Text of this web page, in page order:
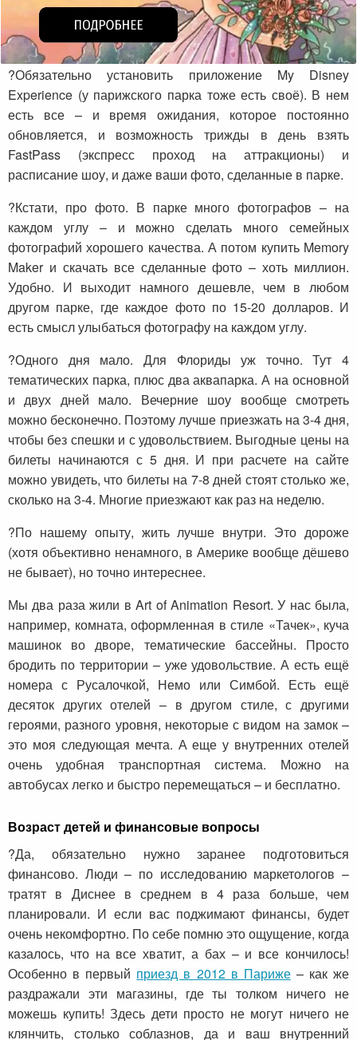
?Обязательно установить приложение My Disney
Experience (у парижского парка тоже есть своё). В нем
есть все – и время ожидания, которое постоянно
обновляется, и возможность трижды в день взять
FastPass (экспресс проход на аттракционы) и
расписание шоу, и даже ваши фото, сделанные в парке.
?Кстати, про фото. В парке много фотографов – на
каждом углу – и можно сделать много семейных
фотографий хорошего качества. А потом купить Memory
Maker и скачать все сделанные фото – хоть миллион.
Удобно. И выходит намного дешевле, чем в любом
другом парке, где каждое фото по 15-20 долларов. И
есть смысл улыбаться фотографу на каждом углу.
?Одного дня мало. Для Флориды уж точно. Тут 4
тематических парка, плюс два аквапарка. А на основной
и двух дней мало. Вечерние шоу вообще смотреть
можно бесконечно. Поэтому лучше приезжать на 3-4 дня,
чтобы без спешки и с удовольствием. Выгодные цены на
билеты начинаются с 5 дня. И при расчете на сайте
можно увидеть, что билеты на 7-8 дней стоят столько же,
сколько на 3-4. Многие приезжают как раз на неделю.
?По нашему опыту, жить лучше внутри. Это дороже
(хотя объективно ненамного, в Америке вообще дёшево
не бывает), но точно интереснее.
Мы два раза жили в Art of Animation Resort. У нас была,
например, комната, оформленная в стиле «Тачек», куча
машинок во дворе, тематические бассейны. Просто
бродить по территории – уже удовольствие. А есть ещё
номера с Русалочкой, Немо или Симбой. Есть ещё
десяток других отелей – в другом стиле, с другими
героями, разного уровня, некоторые с видом на замок –
это моя следующая мечта. А еще у внутренних отелей
очень удобная транспортная система. Можно на
автобусах легко и быстро перемещаться – и бесплатно.
Возраст детей и финансовые вопросы
?Да, обязательно нужно заранее подготовиться
финансово. Люди – по исследованию маркетологов –
тратят в Диснее в среднем в 4 раза больше, чем
планировали. И если вас поджимают финансы, будет
очень некомфортно. По себе помню это ощущение, когда
казалось, что на все хватит, а бах – и все кончилось!
Особенно в первый приезд в 2012 в Париже– как же
раздражали эти магазины, где ты толком ничего не
можешь купить! Здесь дети просто не могут ничего не
клянчить, столько соблазнов, да и ваш внутренний